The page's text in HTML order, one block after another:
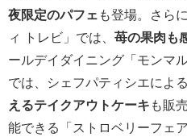
夜限定のパフェ も登場。さら
ィ トレビ」では、 苺の果肉も
ールデイダイニング「モンマ
では、シェフパティシエによる
えるテイクアウトケーキ も販
能できる「ストロベリーフェ